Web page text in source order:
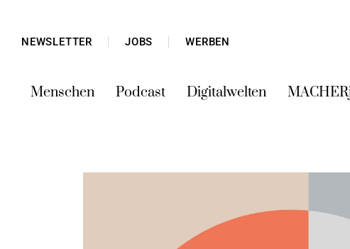
NEWSLETTER JOBS WERBEN
Menschen Podcast Digitalwelten